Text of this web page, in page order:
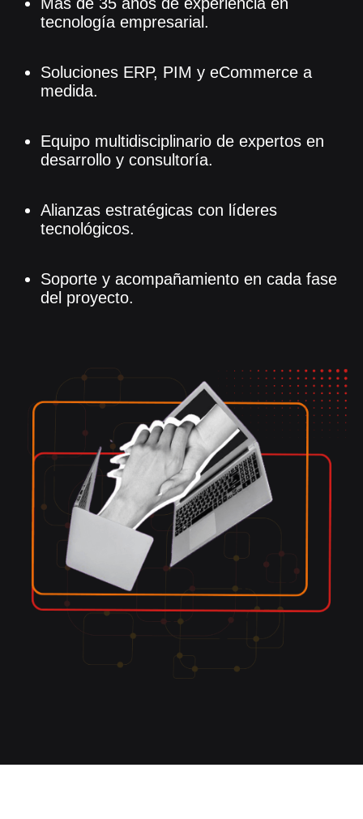
tecnología empresarial.
Soluciones ERP, PIM y eCommerce a
medida.
Equipo multidisciplinario de expertos en
desarrollo y consultoría.
Alianzas estratégicas con líderes
tecnológicos.
Soporte y acompañamiento en cada fase
del proyecto.